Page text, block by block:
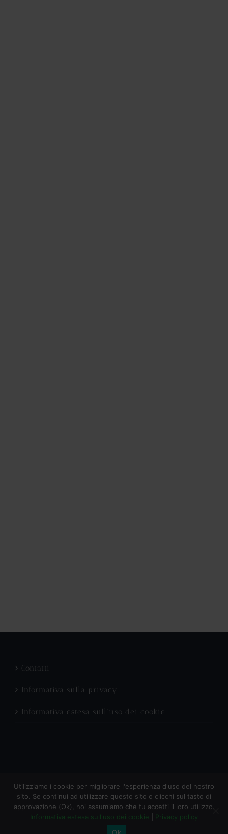
Contatti
Informativa sulla privacy
Informativa estesa sull’uso dei cookie
Champagne Aleran - P.I. 03838351207
Facebook
Utilizziamo i cookie per migliorare l'esperienza d'uso del nostro
sito. Se continui ad utilizzare questo sito o clicchi sul tasto di
approvazione (Ok), noi assumiamo che tu accetti il loro utilizzo.
Informativa estesa sull'uso dei cookie
Privacy policy
Ok